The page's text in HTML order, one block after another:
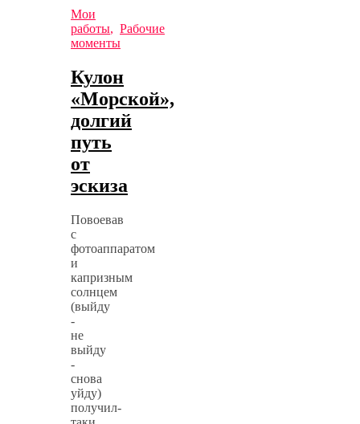
Мои
работы, Рабочие
моменты
Кулон
«Морской»,
долгий
путь
от
эскиза
Повоевав
с
фотоаппаратом
и
капризным
солнцем
(выйду
-
не
выйду
-
снова
уйду)
получил-